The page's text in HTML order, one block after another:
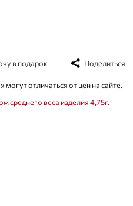
в подарок Поделиться
отличаться от цен на сайте.
среднего веса изделия 4,75г.